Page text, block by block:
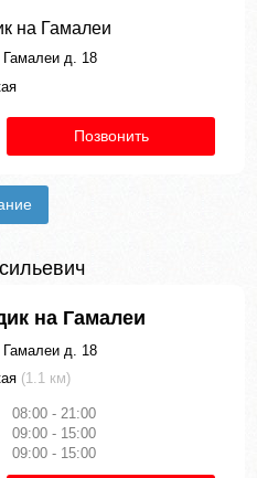
на Гамалеи
д. 18
Позвонить
на Гамалеи
д. 18
(1.1 км)
08:00 - 21:00
09:00 - 15:00
09:00 - 15:00